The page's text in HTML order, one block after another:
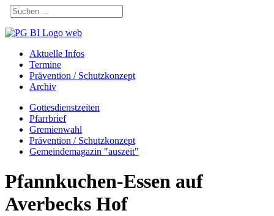
Aktuelle Infos
Termine
Prävention / Schutzkonzept
Archiv
Gottesdienstzeiten
Pfarrbrief
Gremienwahl
Prävention / Schutzkonzept
Gemeindemagazin "auszeit"
Pfannkuchen-Essen auf
Averbecks Hof